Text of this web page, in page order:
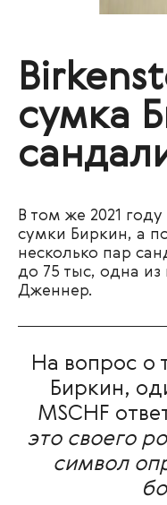
сумка
В том же 2021 году
сумки Биркин, а
несколько пар
до 75 тыс, одна из
Дженнер.
На вопрос о
Биркин,
MSCHF
это своего
символ